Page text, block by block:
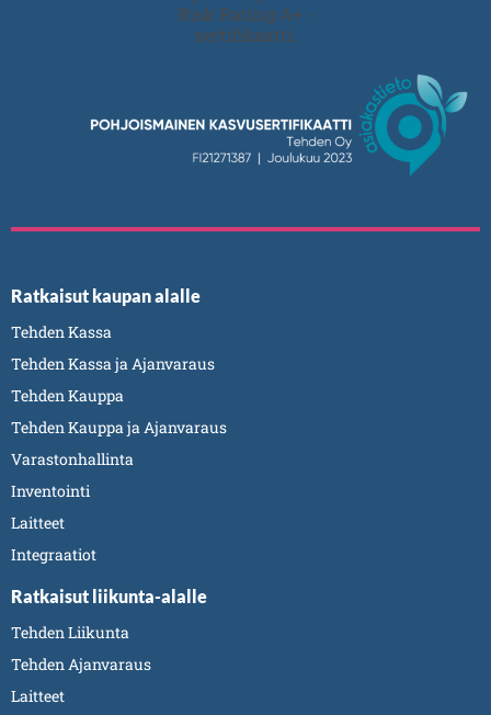
Ratkaisut kaupan alalle
Tehden Kassa
Tehden Kassa ja Ajanvaraus
Tehden Kauppa
Tehden Kauppa ja Ajanvaraus
Varastonhallinta
Inventointi
Laitteet
Integraatiot
Ratkaisut liikunta-alalle
Tehden Liikunta
Tehden Ajanvaraus
Laitteet